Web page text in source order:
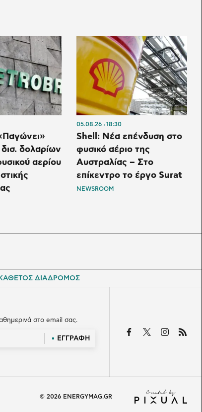
δολαρίων
αερίου
05.08.26 18:30
Shell: Νέα επένδυση στο
φυσικό αέριο της
Αυστραλίας – Στο
επίκεντρο το έργο Surat
NEWSROOM
ΚΑΘΕΤΟΣ ΔΙΑΔΡΟΜΟΣ
στο email σας.
ΕΓΓΡΑΦΗ
© 2026 ENERGYMAG.GR